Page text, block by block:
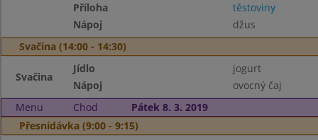
Příloha
těstoviny
Nápoj
džus
Svačina (14:00 - 14:30)
Svačina
Jídlo
jogurt
Nápoj
ovocný čaj
Menu
Chod
Pátek 8. 3. 2019
Přesnídávka (9:00 - 9:15)